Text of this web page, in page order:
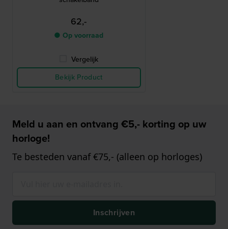
62,-
● Op voorraad
Vergelijk
Bekijk Product
Meld u aan en ontvang €5,- korting op uw
horloge!
Te besteden vanaf €75,- (alleen op horloges)
Inschrijven